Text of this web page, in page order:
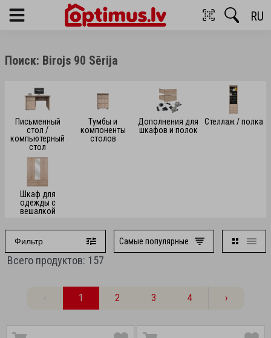
Menu RU
Поиск: Birojs 90 Sērija
Письменный
стол /
компьютерный
стол
Тумбы и
компоненты
столов
Дополнения для
шкафов и полок
Стеллаж / полка
Шкаф для
одежды с
вешалкой
Фильтр Самые популярные
Всего продуктов: 157
‹ 1 2 3 4 ›